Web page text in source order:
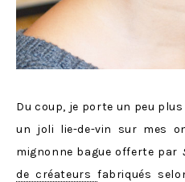
Du coup, je porte un peu plus
un joli lie-de-vin sur mes
mignonne bague offerte par
de créateursfabriqués